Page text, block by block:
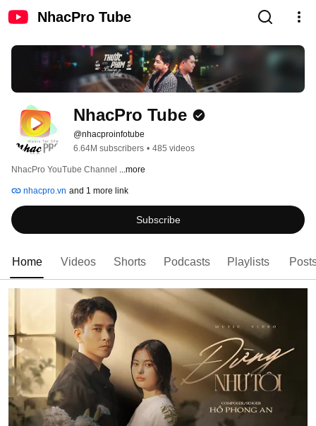
NhacPro Tube
NhacPro Tube
@nhacproinfotube
6.64M subscribers • 485 videos
NhacPro YouTube Channel ...more
nhacpro.vn and 1 more link
Subscribe
Home Videos Shorts Podcasts Playlists